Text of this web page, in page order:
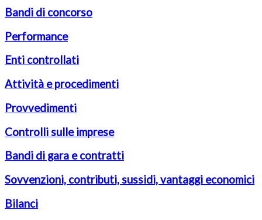
Bandi di concorso
Performance
Enti controllati
Attività e procedimenti
Provvedimenti
Controlli sulle imprese
Bandi di gara e contratti
Sovvenzioni, contributi, sussidi, vantaggi economici
Bilanci